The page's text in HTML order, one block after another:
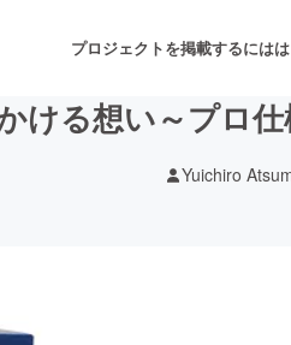
プロジェクトを掲載するには
ける想い～プロ
Yuichiro